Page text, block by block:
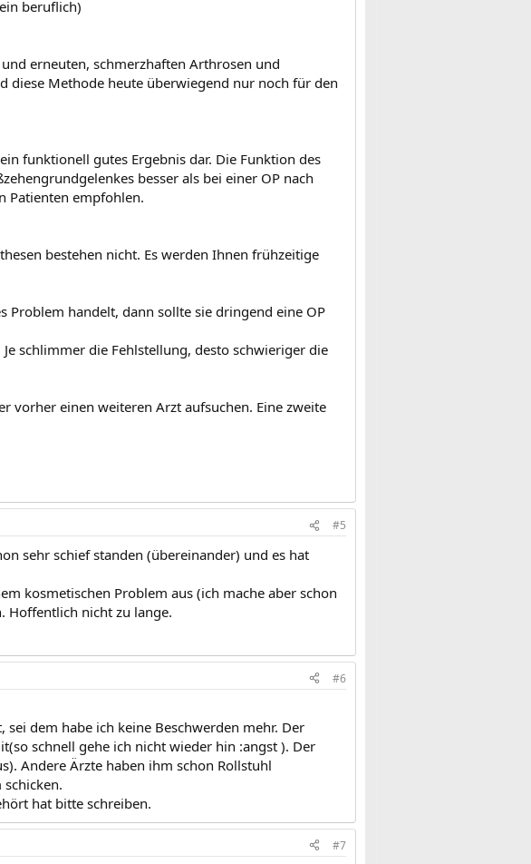
beruflich)
erneuten, schmerzhaften Arthrosen und
diese Methode heute überwiegend nur noch für den
funktionell gutes Ergebnis dar. Die Funktion des
besser als bei einer OP nach
Patienten empfohlen.
bestehen nicht. Es werden Ihnen frühzeitige
Problem handelt, dann sollte sie dringend eine OP
schlimmer die Fehlstellung, desto schwieriger die
vorher einen weiteren Arzt aufsuchen. Eine zweite
#5
sehr schief standen (übereinander) und es hat
kosmetischen Problem aus (ich mache aber schon
Hoffentlich nicht zu lange.
#6
dem habe ich keine Beschwerden mehr. Der
schnell gehe ich nicht wieder hin :angst ). Der
Andere Ärzte haben ihm schon Rollstuhl
hat bitte schreiben.
#7